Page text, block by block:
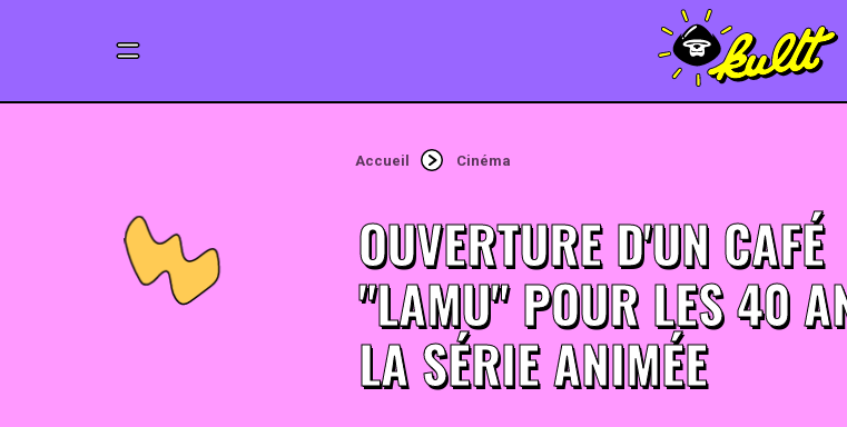
Accueil Cinéma
OUVERTURE D'UN CAFÉ
"LAMU" POUR LES 40
LA SÉRIE ANIMÉE